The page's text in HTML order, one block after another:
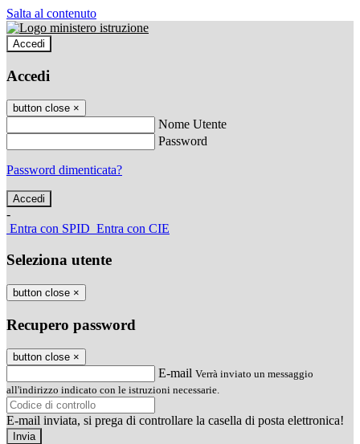
Salta al contenuto
Accedi
Accedi
button close ×
Nome Utente
Password
Password dimenticata?
-
Entra con SPID Entra con CIE
Seleziona utente
button close ×
Recupero password
button close ×
E-mail Verrà inviato un messaggio
all'indirizzo indicato con le istruzioni necessarie.
E-mail inviata, si prega di controllare la casella di posta elettronica!